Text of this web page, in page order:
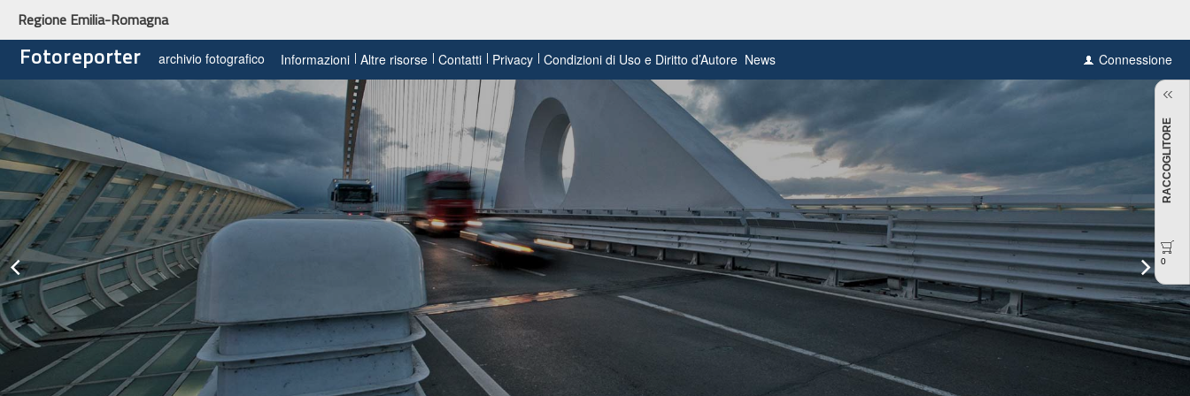
Regione Emilia-Romagna
Fotoreporter archivio fotografico Informazioni Altre risorse Contatti Privacy Condizioni di Uso e Diritto d’Autore News Connessione
RACCOGLITORE
0